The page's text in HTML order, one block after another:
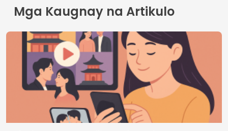
Mga Tuntunin ng Paggamit
Patakaran sa Privacy
Kung sino tayo
© 2026 Crismob